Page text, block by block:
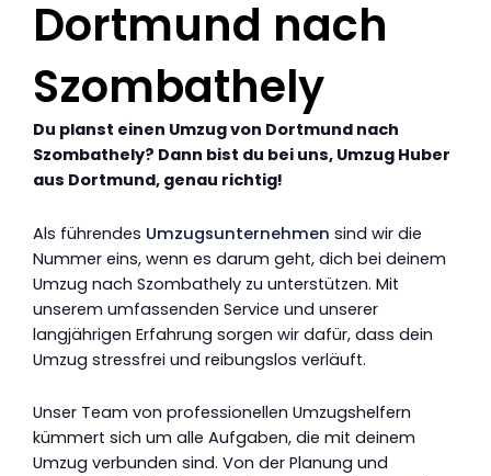
Dortmund nach
Szombathely
Du planst einen Umzug von Dortmund nach
Szombathely? Dann bist du bei uns, Umzug Huber
aus Dortmund, genau richtig!
Als führendes Umzugsunternehmen sind wir die
Nummer eins, wenn es darum geht, dich bei deinem
Umzug nach Szombathely zu unterstützen. Mit
unserem umfassenden Service und unserer
langjährigen Erfahrung sorgen wir dafür, dass dein
Umzug stressfrei und reibungslos verläuft.
Unser Team von professionellen Umzugshelfern
kümmert sich um alle Aufgaben, die mit deinem
Umzug verbunden sind. Von der Planung und